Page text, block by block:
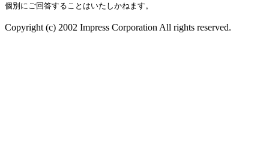
個別にご回答することはいたしかねます。
Copyright (c) 2002 Impress Corporation All rights reserved.